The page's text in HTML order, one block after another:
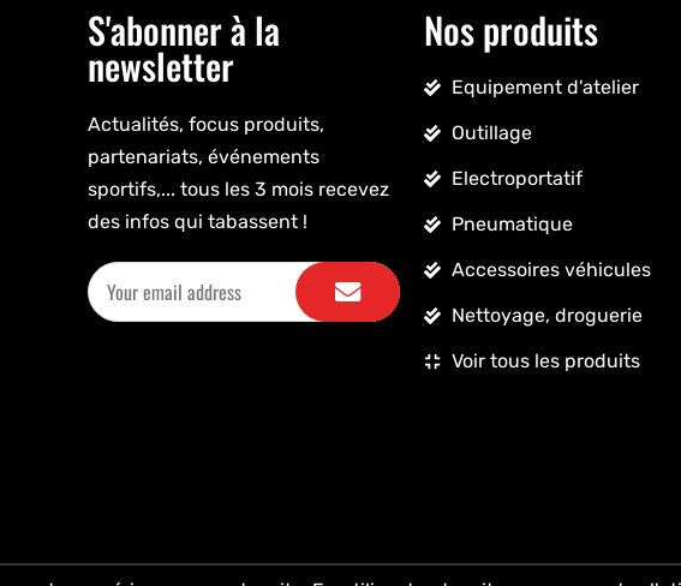
S'abonner à la
newsletter
Actualités, focus produits,
partenariats, événements
sportifs,... tous les 3 mois recevez
des infos qui tabassent !
Nos produits
Equipement d'atelier
Outillage
Electroportatif
Pneumatique
Accessoires véhicules
Nettoyage, droguerie
Voir tous les produits